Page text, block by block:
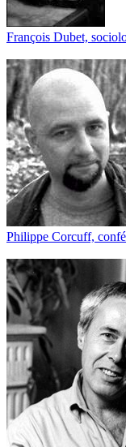
François Dubet,
Philippe Corcuff,